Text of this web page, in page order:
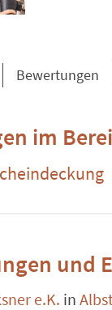
Bewertungen
im
und
e.K. in